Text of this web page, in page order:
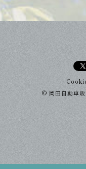
© 岡田自動車